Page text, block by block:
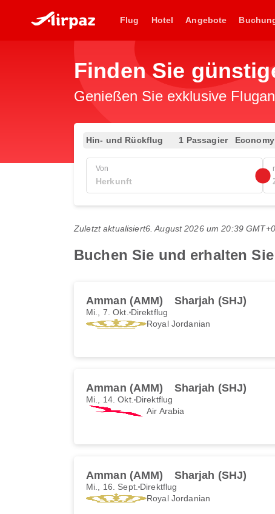
Flug Hotel Angebote
Finden Sie
Genießen Sie exklusive
Hin- und Rückflug 1 Passagier Economy
Von
Zuletzt aktualisiert6. August 2026 um 20:39 GMT+0
Buchen Sie und erhalten
Amman (AMM) Sharjah (SHJ)
Mi., 7. Okt. Direktflug
Royal Jordanian
Amman (AMM) Sharjah (SHJ)
Mi., 14. Okt. Direktflug
Air Arabia
Amman (AMM) Sharjah (SHJ)
Mi., 16. Sept. Direktflug
Royal Jordanian